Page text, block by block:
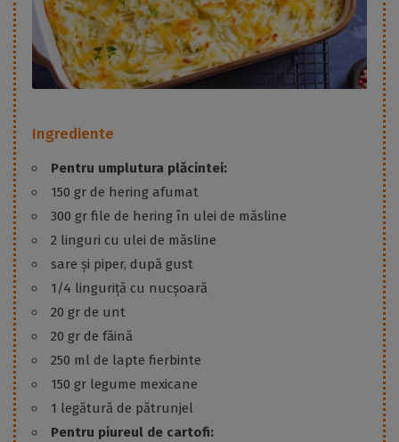
Ingrediente
Pentru umplutura plăcintei:
150 gr de hering afumat
300 gr file de hering în ulei de măsline
2 linguri cu ulei de măsline
sare și piper, după gust
1/4 linguriță cu nucșoară
20 gr de unt
20 gr de făină
250 ml de lapte fierbinte
150 gr legume mexicane
1 legătură de pătrunjel
Pentru piureul de cartofi: